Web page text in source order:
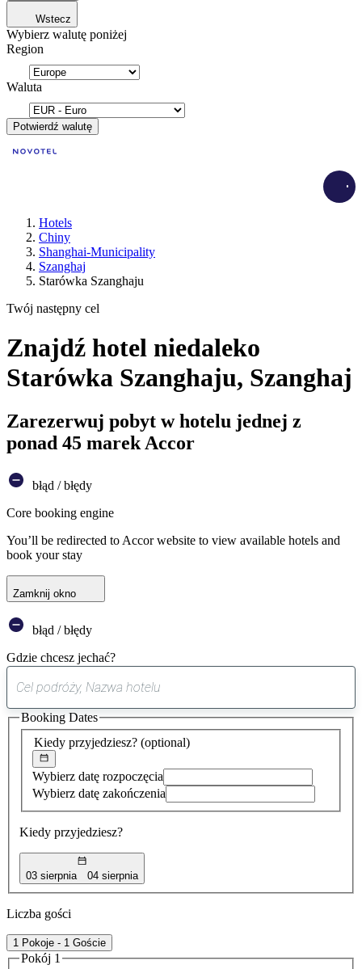
Wstecz
Wybierz walutę poniżej
Region
Waluta
Potwierdź walutę
Hotels
Chiny
Shanghai-Municipality
Szanghaj
Starówka Szanghaju
Twój następny cel
Znajdź hotel niedaleko
Starówka Szanghaju, Szanghaj
Zarezerwuj pobyt w hotelu jednej z
ponad 45 marek Accor
błąd / błędy
Core booking engine
You’ll be redirected to Accor website to view available hotels and
book your stay
Zamknij okno
błąd / błędy
Gdzie chcesz jechać?
sugestia
została
znaleziona
Kiedy przyjedziesz? (optional)
Wybierz datę rozpoczęcia
Wybierz datę zakończenia
Kiedy przyjedziesz?
03 sierpnia 04 sierpnia
Booking Dates
Liczba gości
1 Pokoje - 1 Goście
Pokój 1